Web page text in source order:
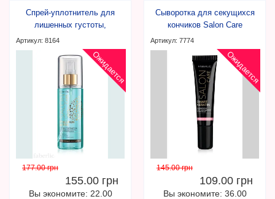
Спрей-уплотнитель для
лишенных густоты,
истонченных волос
Артикул: 8164
Ожидается
177.00 грн
155.00 грн
Вы экономите: 22.00
Сыворотка для секущихся
кончиков Salon Care
Артикул: 7774
Ожидается
145.00 грн
109.00 грн
Вы экономите: 36.00